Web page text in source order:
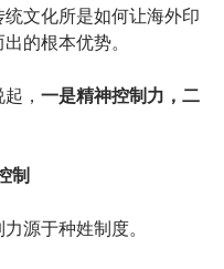
文化所是如何让海外印
的根本优势。
， 一是精神控制力，二
制
源于种姓制度。